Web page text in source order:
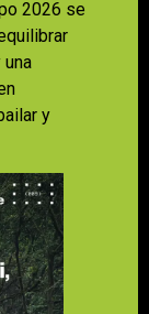
2026 se
una
y